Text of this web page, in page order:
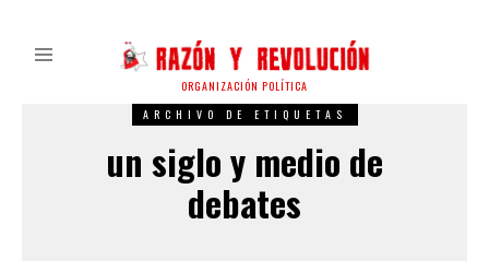
ORGANIZACIÓN POLÍTICA
ARCHIVO DE ETIQUETAS
un siglo y medio de
debates